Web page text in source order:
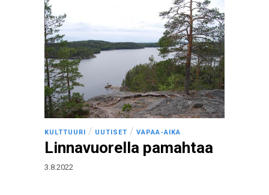
KULTTUURI / UUTISET / VAPAA-AIKA
Linnavuorella pamahtaa
3.8.2022